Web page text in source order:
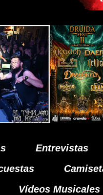
Entrevistas
Vídeos Musicales